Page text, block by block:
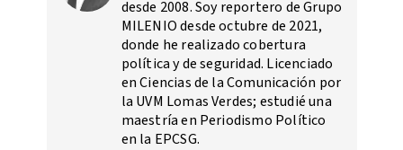
desde 2008. Soy reportero de Grupo
MILENIO desde octubre de 2021,
donde he realizado cobertura
política y de seguridad. Licenciado
en Ciencias de la Comunicación por
la UVM Lomas Verdes; estudié una
maestría en Periodismo Político
en la EPCSG.